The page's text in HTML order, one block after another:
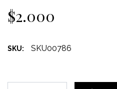
$2.000
SKU: SKU00786